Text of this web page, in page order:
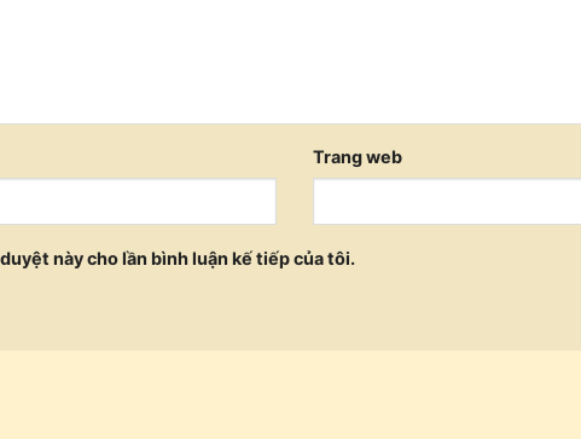
Trang web
này cho lần bình luận kế tiếp của tôi.